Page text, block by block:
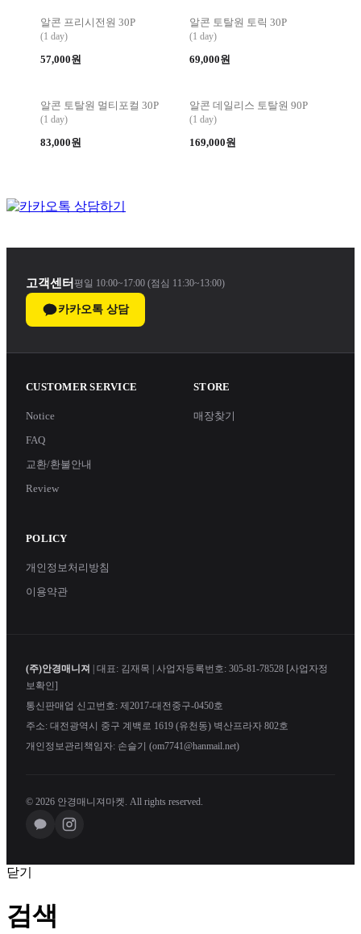
알콘 프리시전원 30P
(1 day)
57,000원
알콘 토탈원 토릭 30P
(1 day)
69,000원
알콘 토탈원 멀티포컬 30P
(1 day)
83,000원
알콘 데일리스 토탈원 90P
(1 day)
169,000원
고객센터 평일 10:00~17:00 (점심 11:30~13:00)
카카오톡 상담
CUSTOMER SERVICE
Notice
FAQ
교환/환불안내
Review
STORE
매장찾기
POLICY
개인정보처리방침
이용약관
(주)안경매니져 | 대표: 김재목 | 사업자등록번호: 305-81-78528 [사업자정
보확인]
통신판매업 신고번호: 제2017-대전중구-0450호
주소: 대전광역시 중구 계백로 1619 (유천동) 벽산프라자 802호
개인정보관리책임자: 손슬기 (om7741@hanmail.net)
© 2026 안경매니져마켓. All rights reserved.
닫기
검색